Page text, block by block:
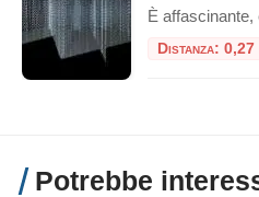
Distanza: 0,27
Potrebbe